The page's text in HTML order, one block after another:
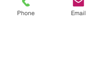
Phone Email